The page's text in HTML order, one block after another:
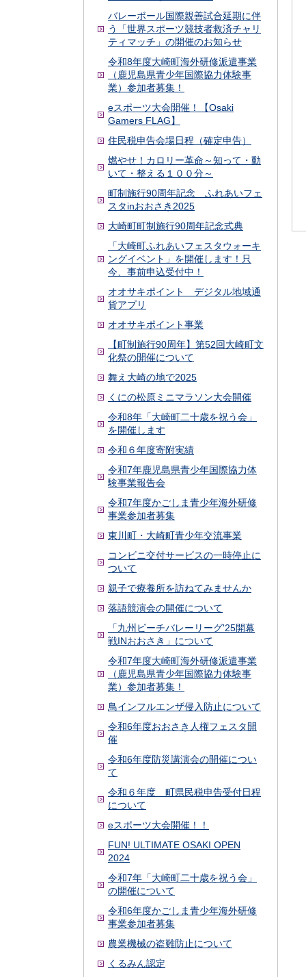
バレーボール国際親善試合延期に伴
う「世界スポーツ競技者救済チャリ
ティマッチ」の開催のお知らせ
令和8年度大崎町海外研修派遣事業
（鹿児島県青少年国際協力体験事
業）参加者募集！
eスポーツ大会開催！【Osaki
Gamers FLAG】
住民税申告会場日程（確定申告）
燃やせ！カロリー革命～知って・動
いて・整える１００分～
町制施行90周年記念 ふれあいフェ
スタinおおさき2025
大崎町町制施行90周年記念式典
「大崎町ふれあいフェスタウォーキ
ングイベント」を開催します！只
今、事前申込受付中！
オオサキポイント デジタル地域通
貨アプリ
オオサキポイント事業
【町制施行90周年】第52回大崎町文
化祭の開催について
舞え大崎の地で2025
くにの松原ミニマラソン大会開催
令和8年「大崎町二十歳を祝う会」
を開催します
令和６年度寄附実績
令和7年鹿児島県青少年国際協力体
験事業報告会
令和7年度かごしま青少年海外研修
事業参加者募集
東川町・大崎町青少年交流事業
コンビニ交付サービスの一時停止に
ついて
親子で療養所を訪ねてみませんか
落語競演会の開催について
「九州ビーチバレーリーグ'25開幕
戦INおおさき」について
令和7年度大崎町海外研修派遣事業
（鹿児島県青少年国際協力体験事
業）参加者募集！
鳥インフルエンザ侵入防止について
令和6年度おおさき人権フェスタ開
催
令和6年度防災講演会の開催につい
て
令和６年度 町県民税申告受付日程
について
eスポーツ大会開催！！
FUN! ULTIMATE OSAKI OPEN
2024
令和7年「大崎町二十歳を祝う会」
の開催について
令和6年度かごしま青少年海外研修
事業参加者募集
農業機械の盗難防止について
くるみん認定